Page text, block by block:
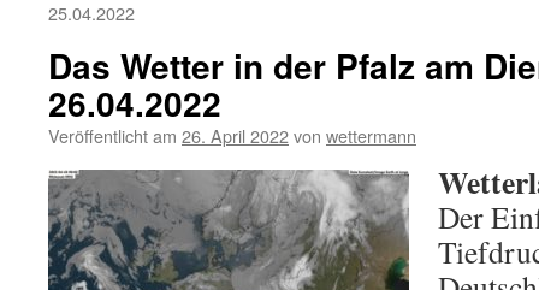
25.04.2022
Das Wetter in der Pfalz am
26.04.2022
Veröffentlicht am 26. April 2022von wettermann
Der